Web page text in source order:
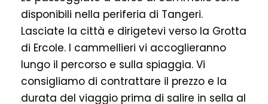
disponibili nella periferia di Tangeri.
Lasciate la città e dirigetevi verso la Grotta
di Ercole. I cammellieri vi accoglieranno
lungo il percorso e sulla spiaggia. Vi
consigliamo di contrattare il prezzo e la
durata del viaggio prima di salire in sella al